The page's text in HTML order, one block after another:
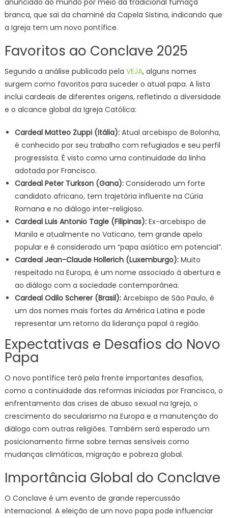
anunciado ao mundo por meio da tradicional fumaça
branca, que sai da chaminé da Capela Sistina, indicando que
a Igreja tem um novo pontífice.
Favoritos ao Conclave 2025
Segundo a análise publicada pela VEJA, alguns nomes
surgem como favoritos para suceder o atual papa. A lista
inclui cardeais de diferentes origens, refletindo a diversidade
e o alcance global da Igreja Católica:
Cardeal Matteo Zuppi (Itália):Atual arcebispo de Bolonha,
é conhecido por seu trabalho com refugiados e seu perfil
progressista. É visto como uma continuidade da linha
adotada por Francisco.
Cardeal Peter Turkson (Gana):Considerado um forte
candidato africano, tem trajetória influente na Cúria
Romana e no diálogo inter-religioso.
Cardeal Luis Antonio Tagle (Filipinas):Ex-arcebispo de
Manila e atualmente no Vaticano, tem grande apelo
popular e é considerado um “papa asiático em potencial”.
Cardeal Jean-Claude Hollerich (Luxemburgo):Muito
respeitado na Europa, é um nome associado à abertura e
ao diálogo com a sociedade contemporânea.
Cardeal Odilo Scherer (Brasil):Arcebispo de São Paulo, é
um dos nomes mais fortes da América Latina e pode
representar um retorno da liderança papal à região.
Expectativas e Desafios do Novo
Papa
O novo pontífice terá pela frente importantes desafios,
como a continuidade das reformas iniciadas por Francisco, o
enfrentamento das crises de abuso sexual na Igreja, o
crescimento do secularismo na Europa e a manutenção do
diálogo com outras religiões. Também será esperado um
posicionamento firme sobre temas sensíveis como
mudanças climáticas, migração e pobreza global.
Importância Global do Conclave
O Conclave é um evento de grande repercussão
internacional. A eleição de um novo papa pode influenciar